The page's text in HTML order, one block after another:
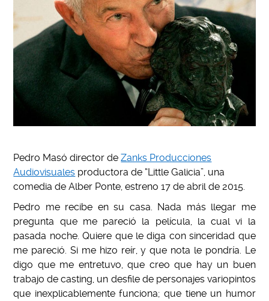
Pedro Masó director deZanks Producciones
Audiovisuales productora de “Little Galicia”, una
comedia de Alber Ponte, estreno 17 de abril de 2015.
Pedro me recibe en su casa. Nada más llegar me
pregunta que me pareció la película, la cual vi la
pasada noche. Quiere que le diga con sinceridad que
me pareció. Si me hizo reír, y que nota le pondría. Le
digo que me entretuvo, que creo que hay un buen
trabajo de casting, un desfile de personajes variopintos
que inexplicablemente funciona; que tiene un humor